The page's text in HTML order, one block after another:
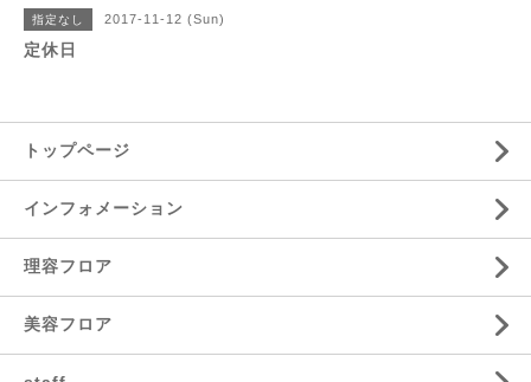
指定なし 2017-11-12 (Sun)
定休日
トップページ
インフォメーション
理容フロア
美容フロア